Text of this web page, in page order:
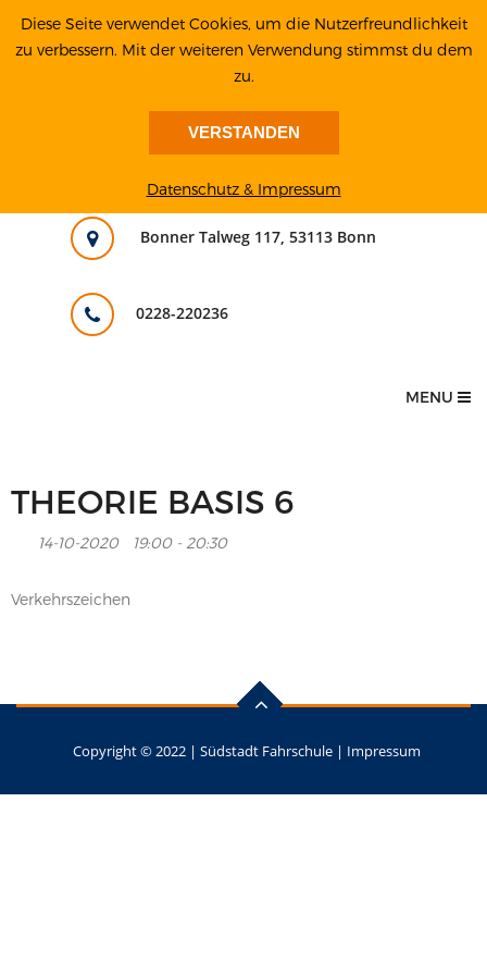
Bonner Talweg 117, 53113 Bonn
0228-220236
MENU
THEORIE BASIS 6
14-10-2020 19:00 - 20:30
Verkehrszeichen
Copyright © 2022 | Südstadt Fahrschule | Impressum
Diese Seite verwendet Cookies, um die Nutzerfreundlichkeit
zu verbessern. Mit der weiteren Verwendung stimmst du dem
zu.
VERSTANDEN
Datenschutz & Impressum